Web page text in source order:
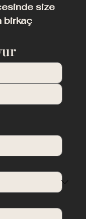
size
birkaç